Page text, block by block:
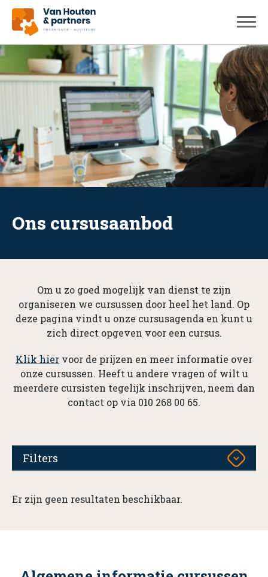
Ons cursusaanbod
Om u zo goed mogelijk van dienst te zijn
organiseren we cursussen door heel het land. Op
deze pagina vindt u onze cursusagenda en kunt u
zich direct opgeven voor een cursus.
Klik hier voor de prijzen en meer informatie over
onze cursussen. Heeft u andere vragen of wilt u
meerdere cursisten tegelijk inschrijven, neem dan
contact op via 010 268 00 65.
Filters
Er zijn geen resultaten beschikbaar.